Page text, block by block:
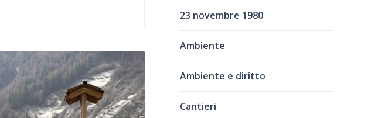
23 novembre 1980
Ambiente
Ambiente e diritto
Cantieri